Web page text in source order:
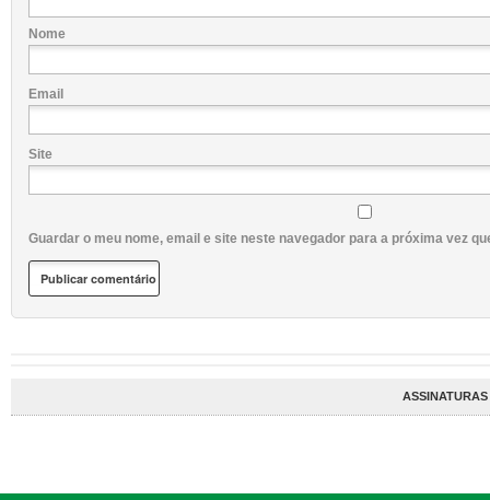
Nome
Email
Site
Guardar o meu nome, email e site neste navegador para a próxima vez
ASSINATURAS